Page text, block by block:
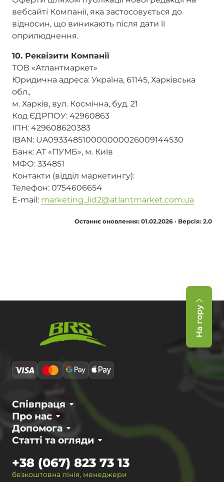
вебсайті Компанії, яка застосовується до
відносин, що виникають після дати її
оприлюднення.
10. Реквізити Компанії
ТОВ «Атлантмаркет»
Юридична адреса: Україна, 61145, Харківська
обл.,
м. Харків, вул. Космічна, буд. 21
Код ЄДРПОУ: 42960863
ІПН: 429608620383
IBAN: UA093348510000000026009144530
Банк: АТ «ПУМБ», м. Київ
МФО: 334851
Контакти (відділ маркетингу):
Телефон: 0754606654
E-mail: marketing_lid2@atlantmarket.com.ua
Останнє оновлення: 01.02.2026 · Версія: 2.0
На гору
Про нас
Співпраця
Статті та огляди
Допомога
безкоштовна лінія, менеджери
+38 (067) 823 73 13